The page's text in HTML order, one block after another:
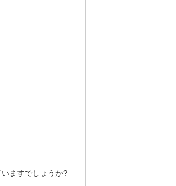
ますでしょうか?